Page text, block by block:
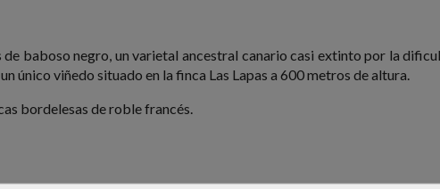
baboso negro, un varietal ancestral canario casi extinto por la
único viñedo situado en la finca Las Lapas a 600 metros de altura.
bordelesas de roble francés.